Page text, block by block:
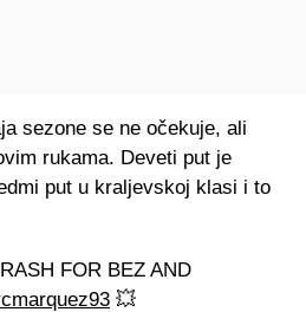
sezone se ne očekuje, ali
rukama. Deveti put je
put u kraljevskoj klasi i to
FOR BEZ AND
💥